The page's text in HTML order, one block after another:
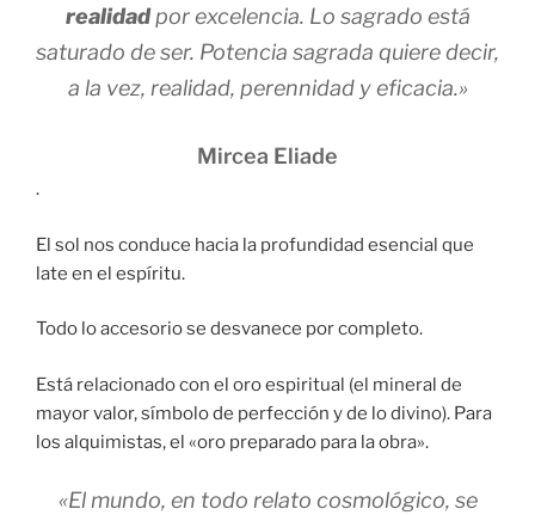
realidadpor excelencia. Lo sagrado está
saturado de ser. Potencia sagrada quiere decir,
a la vez, realidad, perennidad y eficacia.»
Mircea Eliade
.
El sol nos conduce hacia la profundidad esencial que
late en el espíritu.
Todo lo accesorio se desvanece por completo.
Está relacionado con el oro espiritual (el mineral de
mayor valor, símbolo de perfección y de lo divino). Para
los alquimistas, el «oro preparado para la obra».
«El mundo, en todo relato cosmológico, se